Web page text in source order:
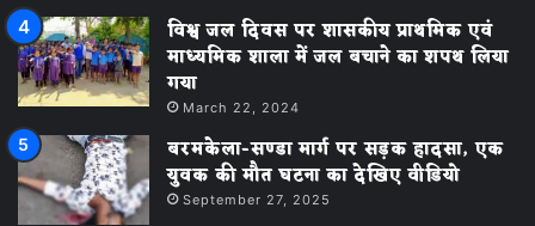
विश्व जल दिवस पर शासकीय प्राथमिक एवं
माध्यमिक शाला में जल बचाने का शपथ लिया
गया
March 22, 2024
बरमकेला-सण्डा मार्ग पर सड़क हादसा, एक
युवक की मौत घटना का देखिए वीडियो
September 27, 2025